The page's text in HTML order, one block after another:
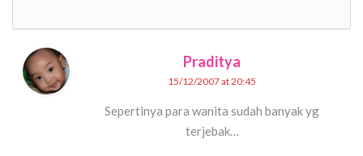
Praditya
15/12/2007 at 20:45
Sepertinya para wanita sudah banyak yg
terjebak…